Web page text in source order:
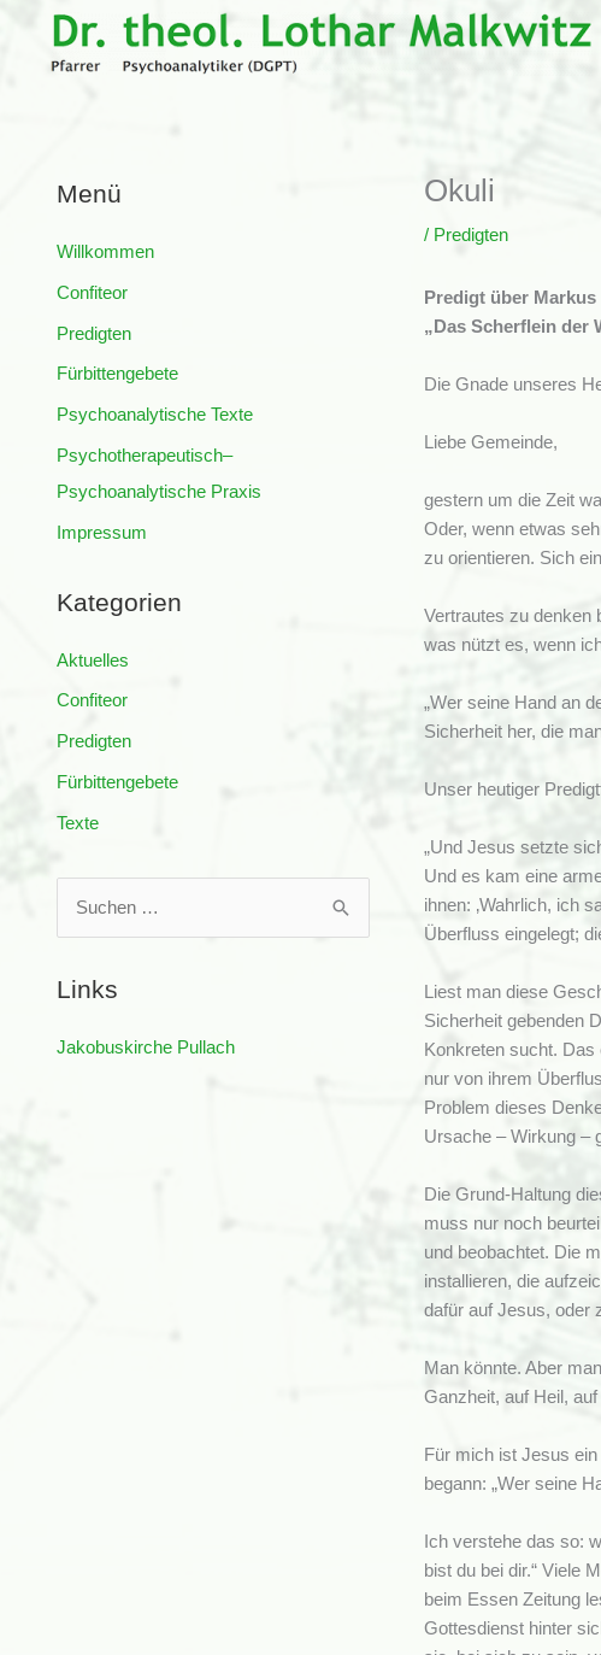
springen
Menü
Willkommen
Confiteor
Predigten
Fürbittengebete
Psychoanalytische Texte
Psychotherapeutisch–
Psychoanalytische Praxis
Impressum
Kategorien
Aktuelles
Confiteor
Predigten
Fürbittengebete
Texte
h
e
Links
Jakobuskirche Pullach
Okuli
/ Predigten
Predigt über Markus
„Das Scherflein der
Die Gnade unseres
Liebe Gemeinde,
gestern um die Zeit
Oder, wenn etwas
zu orientieren. Sich
Vertrautes zu denken
was nützt es, wenn
„Wer seine Hand an
Sicherheit her, die
Unser heutiger
„Und Jesus setzte
Und es kam eine
ihnen: ‚Wahrlich, ich
Überfluss eingelegt;
Liest man diese
Sicherheit gebenden
Konkreten sucht. Das
nur von ihrem
Problem dieses
Ursache – Wirkung –
Die Grund-Haltung
muss nur noch
und beobachtet. Die
installieren, die
dafür auf Jesus, oder
Man könnte. Aber
Ganzheit, auf Heil,
Für mich ist Jesus
begann: „Wer seine
Ich verstehe das so:
bist du bei dir.“ Viele
beim Essen Zeitung
Gottesdienst hinter